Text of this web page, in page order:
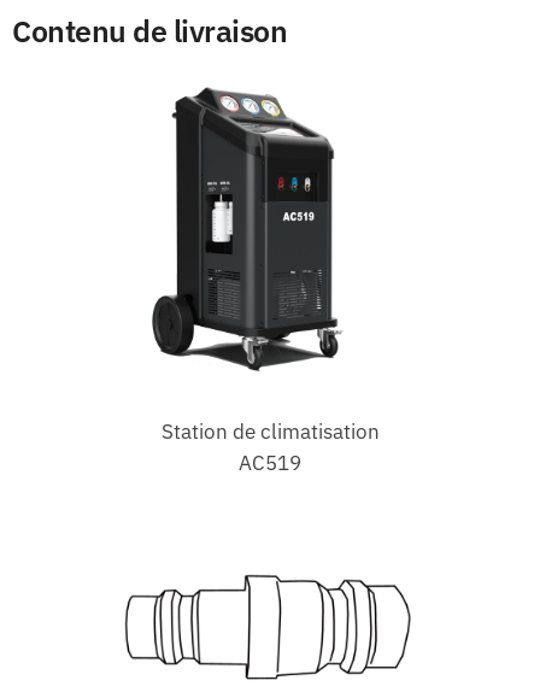
Contenu de livraison
Station de climatisation
AC519